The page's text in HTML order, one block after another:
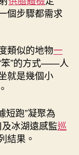
步驟都需求
類似的地物一
笨”的方式——人
就是幾個小
短跑”凝聚為
冰湖遠感監巡
結果。